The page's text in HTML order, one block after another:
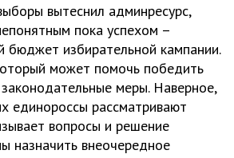
вытеснил админресурс,
пока успехом –
бюджет избирательной кампании.
может помочь победить
меры. Наверное,
единороссы рассматривают
вопросы и решение
назначить внеочередное